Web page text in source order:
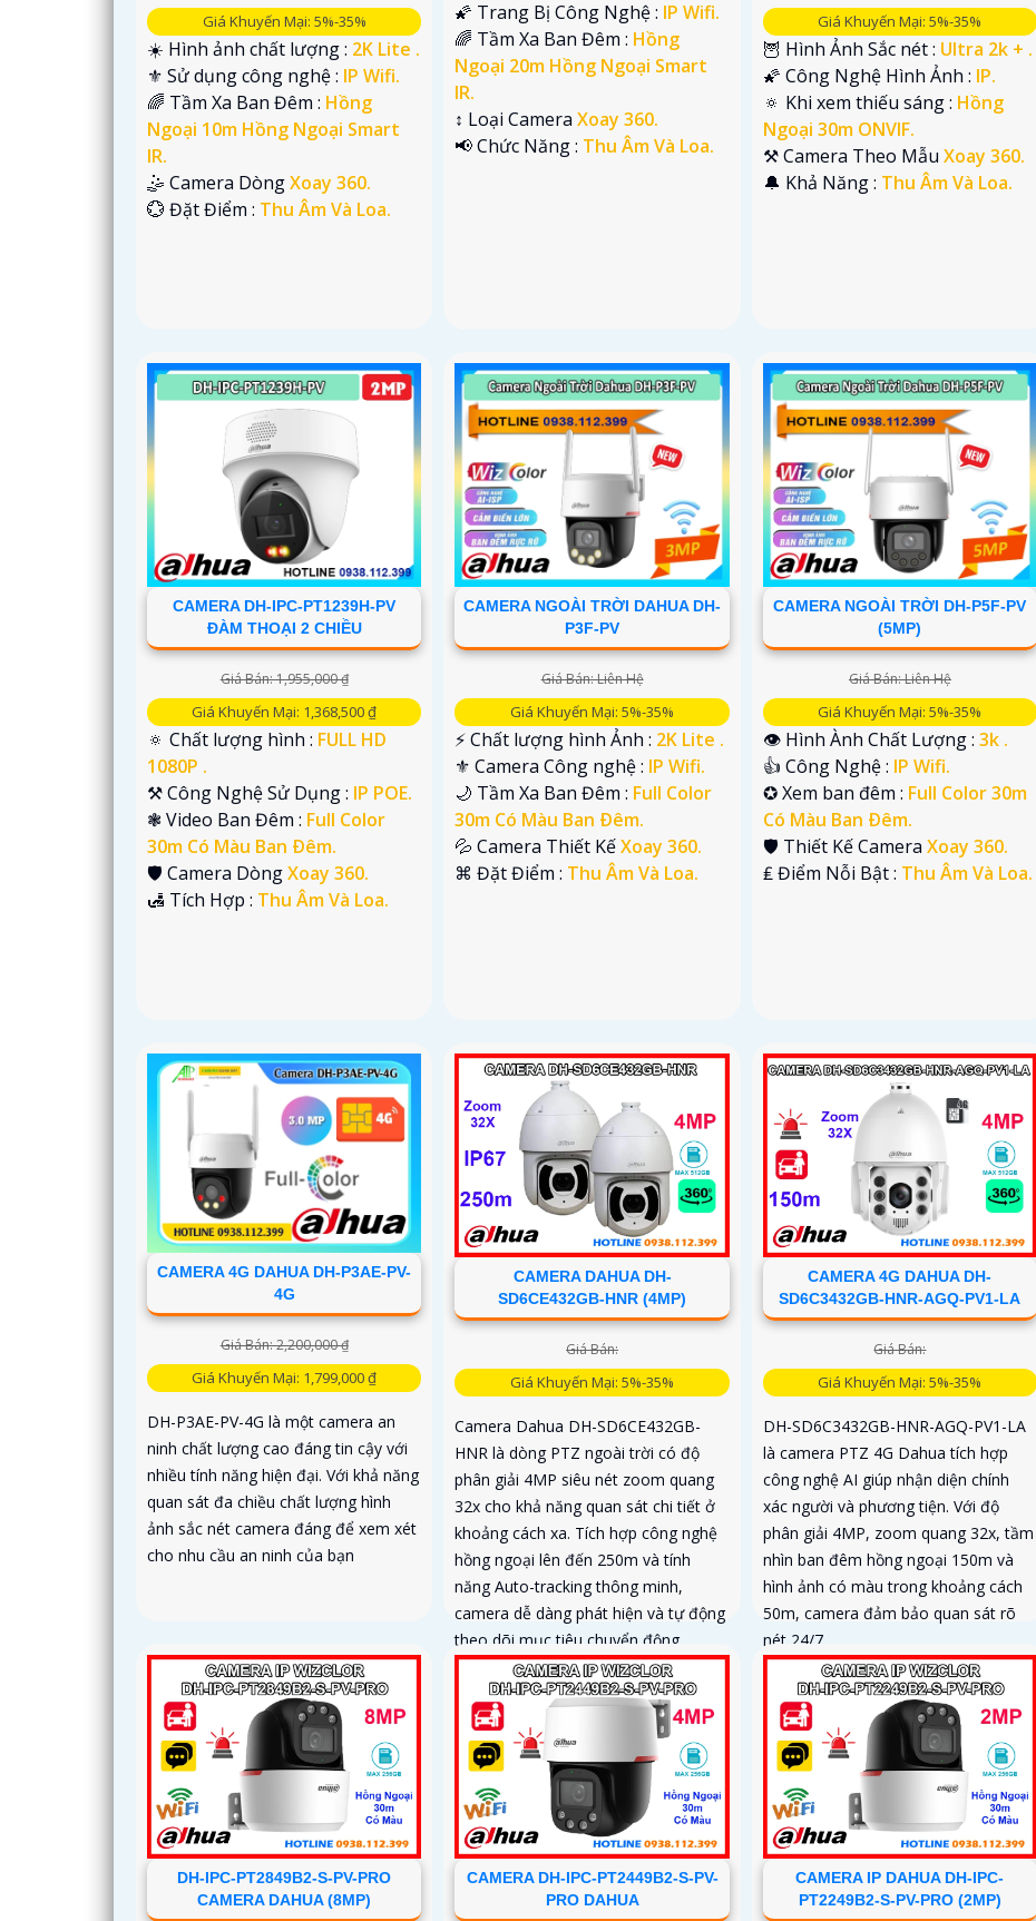
Giá Khuyến Mại: 5%-35%
☀️ Hình ảnh chất lượng : 2K Lite .
⚜️ Sử dụng công nghệ : IP Wifi.
🌈 Tầm Xa Ban Đêm : Hồng
Ngoại 10m Hồng Ngoại Smart
IR.
🤹 Camera DòngXoay 360.
️💮 Đặt Điểm : Thu Âm Và Loa.
🌠 Trang Bị Công Nghệ : IP Wifi.
🌈 Tầm Xa Ban Đêm : Hồng
Ngoại 20m Hồng Ngoại Smart
IR.
↕️ Loại CameraXoay 360.
️📢 Chức Năng : Thu Âm Và Loa.
Giá Khuyến Mại: 5%-35%
🦉 Hình Ảnh Sắc nét : Ultra 2k + .
🌠 Công Nghệ Hình Ảnh : IP.
🔅 Khi xem thiếu sáng : Hồng
Ngoại 30m ONVIF.
⚒ Camera Theo Mẫu Xoay 360.
️🔔 Khả Năng : Thu Âm Và Loa.
CAMERA DH-IPC-PT1239H-PV
ĐÀM THOẠI 2 CHIỀU
Giá Bán: 1,955,000 ₫
Giá Khuyến Mại: 1,368,500 ₫
🔅 Chất lượng hình : FULL HD
1080P .
⚒ Công Nghệ Sử Dụng : IP POE.
❃ Video Ban Đêm : Full Color
30m Có Màu Ban Ðêm.
🛡 Camera DòngXoay 360.
️🛃 Tích Hợp : Thu Âm Và Loa.
CAMERA NGOÀI TRỜI DAHUA DH-
P3F-PV
Giá Bán: Liên Hệ
Giá Khuyến Mại: 5%-35%
️⚡ Chất lượng hình Ảnh : 2K Lite .
⚜️ Camera Công nghệ : IP Wifi.
🌙 Tầm Xa Ban Đêm : Full Color
30m Có Màu Ban Ðêm.
💦 Camera Thiết KếXoay 360.
️⌘ Đặt Điểm : Thu Âm Và Loa.
CAMERA NGOÀI TRỜI DH-P5F-PV
(5MP)
Giá Bán: Liên Hệ
Giá Khuyến Mại: 5%-35%
👁 Hình Ành Chất Lượng : 3k .
👍 Công Nghệ : IP Wifi.
✪ Xem ban đêm : Full Color 30m
Có Màu Ban Ðêm.
🛡 Thiết Kế Camera Xoay 360.
️₤ Điểm Nỗi Bật : Thu Âm Và Loa.
CAMERA 4G DAHUA DH-P3AE-PV-
4G
Giá Bán: 2,200,000 ₫
Giá Khuyến Mại: 1,799,000 ₫
DH-P3AE-PV-4G là một camera an
ninh chất lượng cao đáng tin cậy với
nhiều tính năng hiện đại. Với khả năng
quan sát đa chiều chất lượng hình
ảnh sắc nét camera đáng để xem xét
cho nhu cầu an ninh của bạn
CAMERA DAHUA DH-
SD6CE432GB-HNR (4MP)
Giá Bán:
Giá Khuyến Mại: 5%-35%
Camera Dahua DH-SD6CE432GB-
HNR là dòng PTZ ngoài trời có độ
phân giải 4MP siêu nét zoom quang
32x cho khả năng quan sát chi tiết ở
khoảng cách xa. Tích hợp công nghệ
hồng ngoại lên đến 250m và tính
năng Auto-tracking thông minh,
camera dễ dàng phát hiện và tự động
theo dõi mục tiêu chuyển động
CAMERA 4G DAHUA DH-
SD6C3432GB-HNR-AGQ-PV1-LA
Giá Bán:
Giá Khuyến Mại: 5%-35%
DH-SD6C3432GB-HNR-AGQ-PV1-LA
là camera PTZ 4G Dahua tích hợp
công nghệ AI giúp nhận diện chính
xác người và phương tiện. Với độ
phân giải 4MP, zoom quang 32x, tầm
nhìn ban đêm hồng ngoại 150m và
hình ảnh có màu trong khoảng cách
50m, camera đảm bảo quan sát rõ
nét 24/7
DH-IPC-PT2849B2-S-PV-PRO
CAMERA DAHUA (8MP)
CAMERA DH-IPC-PT2449B2-S-PV-
PRO DAHUA
CAMERA IP DAHUA DH-IPC-
PT2249B2-S-PV-PRO (2MP)